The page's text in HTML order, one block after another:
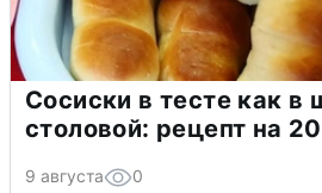
Сосиски в тесте как в
столовой: рецепт на
9 августа 0